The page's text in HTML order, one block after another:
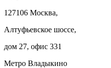
127106 Москва,
Алтуфьевское шоссе,
дом 27, офис 331
Метро Владыкино